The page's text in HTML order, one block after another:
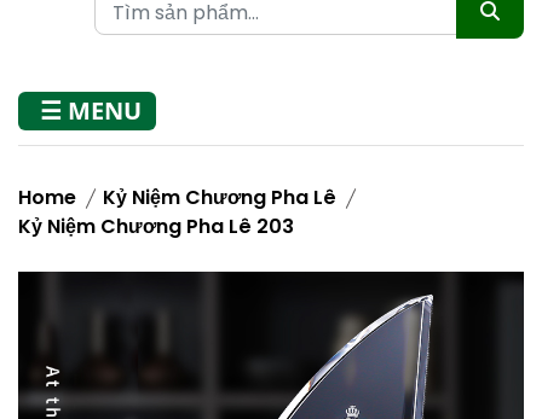
☰ MENU
Home
Kỷ Niệm Chương Pha Lê
Kỷ Niệm Chương Pha Lê 203